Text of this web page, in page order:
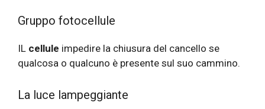
Gruppo fotocellule
IL cellule impedire la chiusura del cancello se
qualcosa o qualcuno è presente sul suo cammino.
La luce lampeggiante